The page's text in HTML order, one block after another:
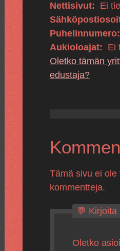
Nettisivut: Ei
Puhelinnumero:
Aukioloajat: Ei
Oletko tämän
edustaja?
Tämä sivu ei ole
kommentteja.
💬 Kirjoita
Oletko